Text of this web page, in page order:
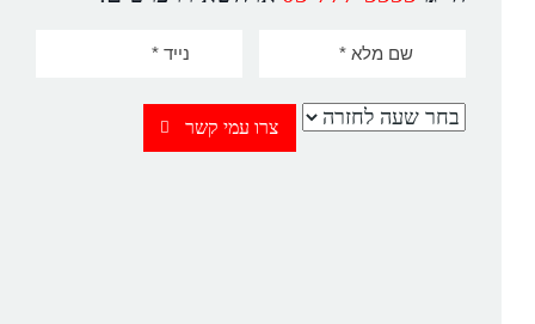
צרו עמי קשר